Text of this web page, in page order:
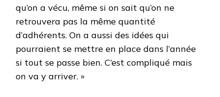
qu’on a vécu, même si on sait qu’on ne
retrouvera pas la même quantité
d’adhérents. On a aussi des idées qui
pourraient se mettre en place dans l’année
si tout se passe bien. C’est compliqué mais
on va y arriver. »